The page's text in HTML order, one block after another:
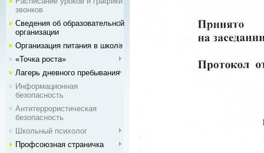
звонков
Сведения об образовательной
организации
Организация питания в школе
«Точка роста»
Лагерь дневного пребывания
Информационная
безопасность
Антитеррористическая
безопасность
Школьный психолог
Профсоюзная страничка